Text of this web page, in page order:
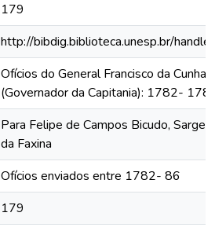
179
http://bibdig.biblioteca.unesp.br/
Ofícios do General Francisco da Cunha
(Governador da Capitania): 1782-
Para Felipe de Campos Bicudo,
da Faxina
Ofícios enviados entre 1782- 86
179